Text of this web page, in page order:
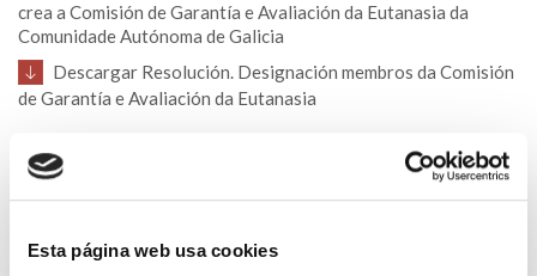
Esta página web usa cookies
crea a Comisión de Garantía e Avaliación da Eutanasia da
Comunidade Autónoma de Galicia
Descargar Resolución. Designación membros da Comisión
de Garantía e Avaliación da Eutanasia
Compartir en:
HAZ UN COMENTARIO